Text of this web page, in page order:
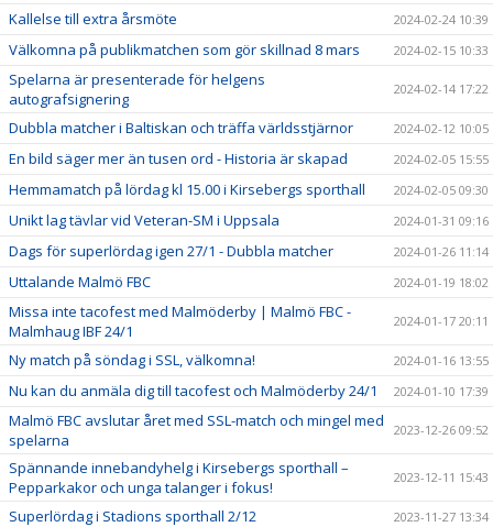
Kallelse till extra årsmöte 2024-02-24 10:39
Välkomna på publikmatchen som gör skillnad 8 mars 2024-02-15 10:33
Spelarna är presenterade för helgens
autografsignering
2024-02-14 17:22
Dubbla matcher i Baltiskan och träffa världsstjärnor 2024-02-12 10:05
En bild säger mer än tusen ord - Historia är skapad 2024-02-05 15:55
Hemmamatch på lördag kl 15.00 i Kirsebergs sporthall 2024-02-05 09:30
Unikt lag tävlar vid Veteran-SM i Uppsala 2024-01-31 09:16
Dags för superlördag igen 27/1 - Dubbla matcher 2024-01-26 11:14
Uttalande Malmö FBC 2024-01-19 18:02
Missa inte tacofest med Malmöderby | Malmö FBC -
Malmhaug IBF 24/1
2024-01-17 20:11
Ny match på söndag i SSL, välkomna! 2024-01-16 13:55
Nu kan du anmäla dig till tacofest och Malmöderby 24/1 2024-01-10 17:39
Malmö FBC avslutar året med SSL-match och mingel med
spelarna
2023-12-26 09:52
Spännande innebandyhelg i Kirsebergs sporthall –
Pepparkakor och unga talanger i fokus!
2023-12-11 15:43
Superlördag i Stadions sporthall 2/12 2023-11-27 13:34